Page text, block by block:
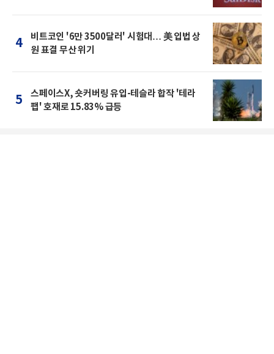
4
비트코인 '6만 3500달러' 시험대… 美 입법 상
원 표결 무산 위기
5
스페이스X, 숏커버링 유입-테슬라 합작 '테라
팹' 호재로 15.83% 급등